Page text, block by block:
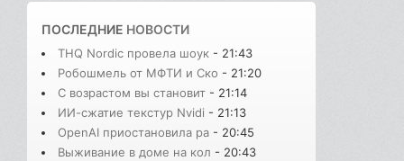
ПОСЛЕДНИЕ НОВОСТИ
THQ Nordic провела шоук - 21:43
Робошмель от МФТИ и Ско - 21:20
С возрастом вы становит - 21:14
ИИ-сжатие текстур Nvidi - 21:13
OpenAI приостановила ра - 20:45
Выживание в доме на кол - 20:43